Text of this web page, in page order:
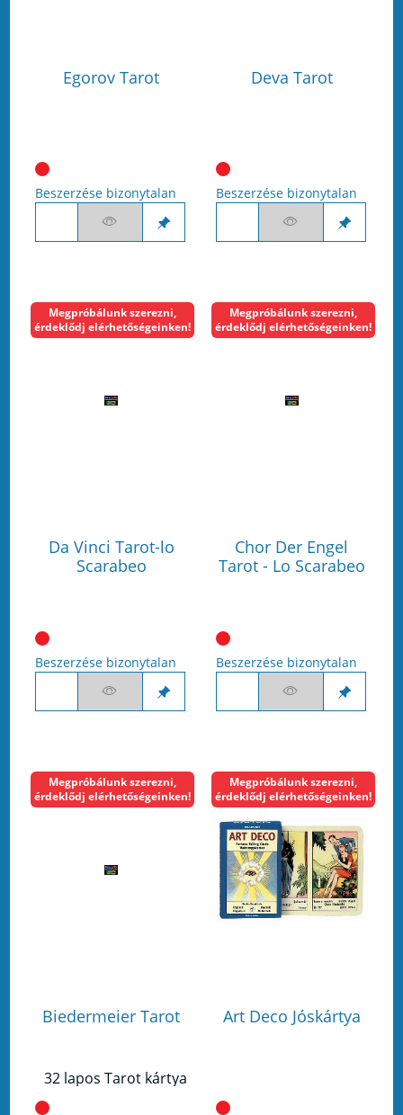
Egorov Tarot
Beszerzése bizonytalan
Deva Tarot
Beszerzése bizonytalan
Da Vinci Tarot-lo
Scarabeo
Megpróbálunk szerezni,
érdeklődj elérhetőségeinken!
Beszerzése bizonytalan
Chor Der Engel
Tarot - Lo Scarabeo
Megpróbálunk szerezni,
érdeklődj elérhetőségeinken!
Beszerzése bizonytalan
Biedermeier Tarot
32 lapos Tarot kártya
Megpróbálunk szerezni,
érdeklődj elérhetőségeinken!
Art Deco Jóskártya
Megpróbálunk szerezni,
érdeklődj elérhetőségeinken!